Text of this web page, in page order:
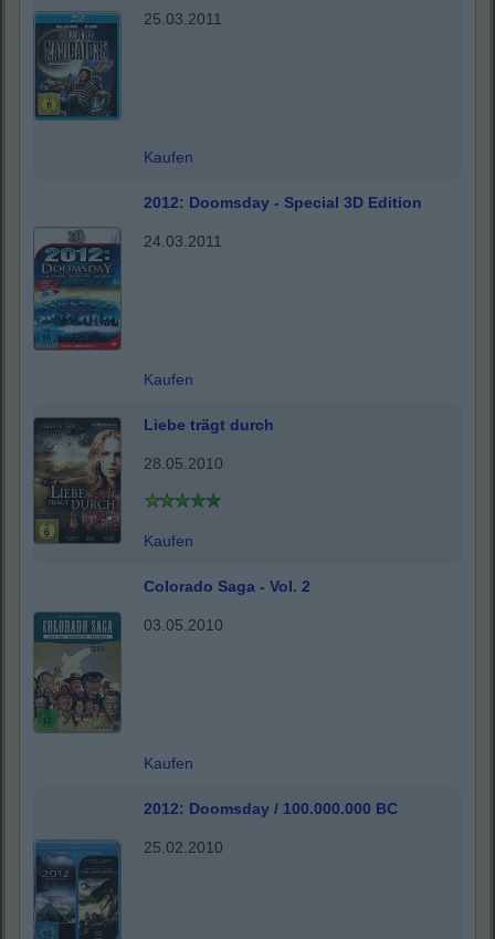
25.03.2011
Kaufen
2012: Doomsday - Special 3D Edition
24.03.2011
Kaufen
Liebe trägt durch
28.05.2010
Kaufen
Colorado Saga - Vol. 2
03.05.2010
Kaufen
2012: Doomsday / 100.000.000 BC
25.02.2010